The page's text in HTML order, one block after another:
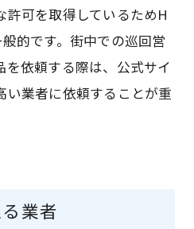
許可を取得しているためH
的です。街中での巡回営
依頼する際は、公式サイ
い業者に依頼することが重
る業者